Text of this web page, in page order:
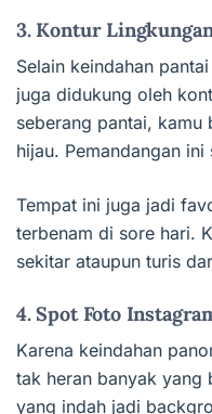
3. Kontur
Selain keindahan
juga didukung oleh
seberang pantai, kamu
hijau. Pemandangan ini
Tempat ini juga jadi
terbenam di sore hari.
sekitar ataupun turis
4. Spot Foto
Karena keindahan
tak heran banyak yang
yang indah jadi